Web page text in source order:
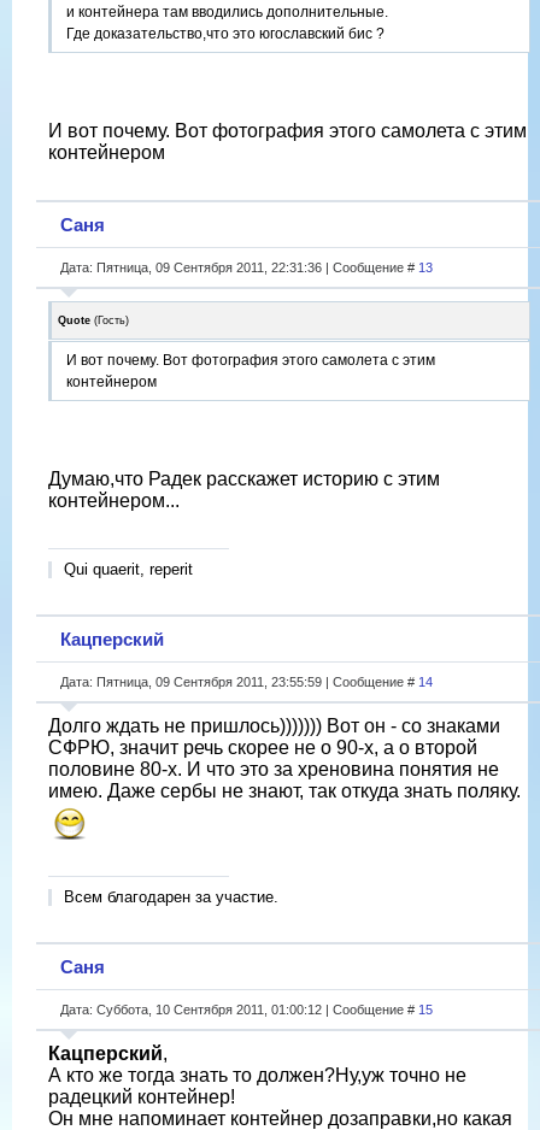
и контейнера там вводились дополнительные.
Где доказательство,что это югославский бис ?
И вот почему. Вот фотография этого самолета с этим
контейнером
Саня
Дата: Пятница, 09 Сентября 2011, 22:31:36 | Сообщение # 13
Quote (Гость)
И вот почему. Вот фотография этого самолета с этим
контейнером
Думаю,что Радек расскажет историю с этим
контейнером...
Qui quaerit, reperit
Кацперский
Дата: Пятница, 09 Сентября 2011, 23:55:59 | Сообщение # 14
Долго ждать не пришлось))))))) Вот он - со знаками
СФРЮ, значит речь скорее не о 90-х, а о второй
половине 80-х. И что это за хреновина понятия не
имею. Даже сербы не знают, так откуда знать поляку.
Всем благодарен за участие.
Саня
Дата: Суббота, 10 Сентября 2011, 01:00:12 | Сообщение # 15
Кацперский,
А кто же тогда знать то должен?Ну,уж точно не
радецкий контейнер!
Он мне напоминает контейнер дозаправки,но какая